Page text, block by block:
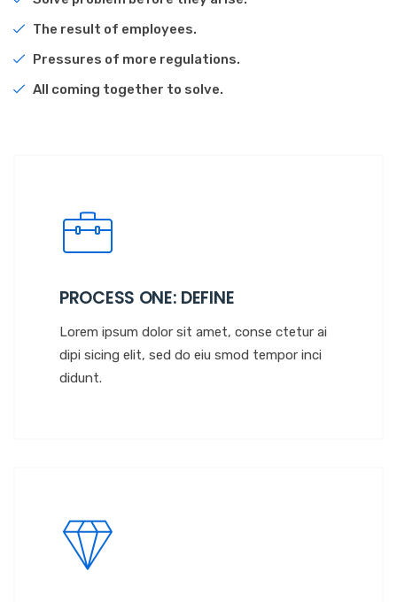
The result of employees.
Pressures of more regulations.
All coming together to solve.
PROCESS ONE: DEFINE
Lorem ipsum dolor sit amet, conse ctetur ai
dipi sicing elit, sed do eiu smod tempor inci
didunt.